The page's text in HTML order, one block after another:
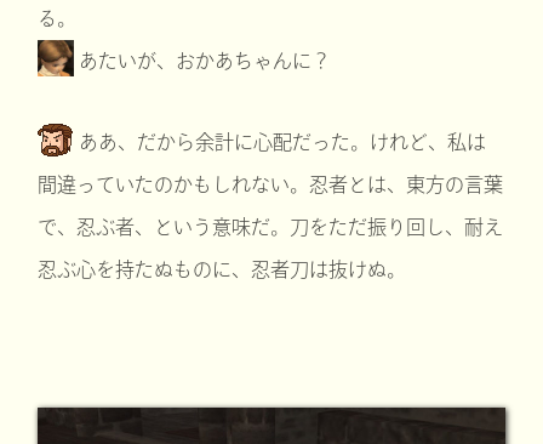
る。
あたいが、おかあちゃんに？
ああ、だから余計に心配だった。けれど、私は
間違っていたのかもしれない。忍者とは、東方の言葉
で、忍ぶ者、という意味だ。刀をただ振り回し、耐え
忍ぶ心を持たぬものに、忍者刀は抜けぬ。